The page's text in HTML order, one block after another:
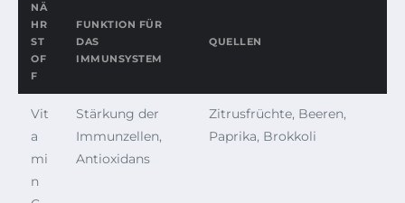
NÄ
HR
ST
OF
F
FUNKTION FÜR
DAS
IMMUNSYSTEM
QUELLEN
Vit
a
mi
n
Stärkung der
Immunzellen,
Antioxidans
Zitrusfrüchte, Beeren,
Paprika, Brokkoli